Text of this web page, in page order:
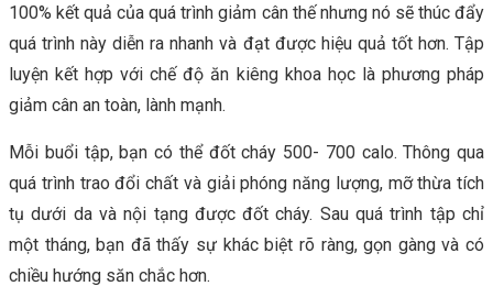
100% kết quả của quá trình giảm cân thế nhưng nó sẽ thúc đẩy
quá trình này diễn ra nhanh và đạt được hiệu quả tốt hơn. Tập
luyện kết hợp với chế độ ăn kiêng khoa học là phương pháp
giảm cân an toàn, lành mạnh.
Mỗi buổi tập, bạn có thể đốt cháy 500- 700 calo. Thông qua
quá trình trao đổi chất và giải phóng năng lượng, mỡ thừa tích
tụ dưới da và nội tạng được đốt cháy. Sau quá trình tập chỉ
một tháng, bạn đã thấy sự khác biệt rõ ràng, gọn gàng và có
chiều hướng săn chắc hơn.